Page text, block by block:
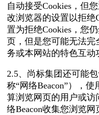
自动接受Cookies，但
改浏览器的设置以拒绝
置为拒绝Cookies，您
页，但是您可能无法完
务或本网站的特色互动
2.5、尚标集团还可能
称“网络Beacon”），
算浏览网页的用户或访
络Beacon收集您浏览